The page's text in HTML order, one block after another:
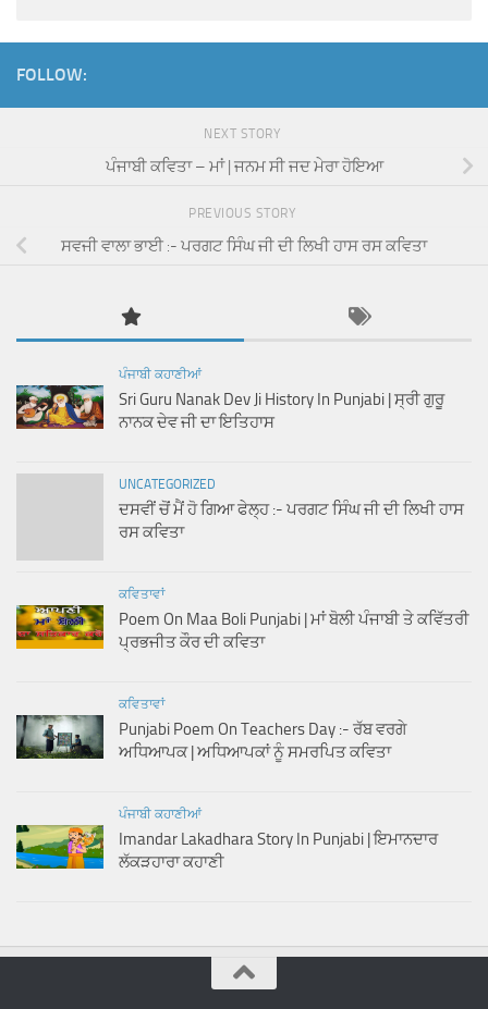
FOLLOW:
NEXT STORY
ਪੰਜਾਬੀ ਕਵਿਤਾ – ਮਾਂ | ਜਨਮ ਸੀ ਜਦ ਮੇਰਾ ਹੋਇਆ
PREVIOUS STORY
ਸਵਜੀ ਵਾਲਾ ਭਾਈ :- ਪਰਗਟ ਸਿੰਘ ਜੀ ਦੀ ਲਿਖੀ ਹਾਸ ਰਸ ਕਵਿਤਾ
ਪੰਜਾਬੀ ਕਹਾਣੀਆਂ
Sri Guru Nanak Dev Ji History In Punjabi | ਸ੍ਰੀ ਗੁਰੂ
ਨਾਨਕ ਦੇਵ ਜੀ ਦਾ ਇਤਿਹਾਸ
UNCATEGORIZED
ਦਸਵੀਂ ਚੋਂ ਮੈਂ ਹੋ ਗਿਆ ਫੇਲ੍ਹ :- ਪਰਗਟ ਸਿੰਘ ਜੀ ਦੀ ਲਿਖੀ ਹਾਸ
ਰਸ ਕਵਿਤਾ
ਕਵਿਤਾਵਾਂ
Poem On Maa Boli Punjabi | ਮਾਂ ਬੋਲੀ ਪੰਜਾਬੀ ਤੇ ਕਵਿੱਤਰੀ
ਪ੍ਰਭਜੀਤ ਕੌਰ ਦੀ ਕਵਿਤਾ
ਕਵਿਤਾਵਾਂ
Punjabi Poem On Teachers Day :- ਰੱਬ ਵਰਗੇ
ਅਧਿਆਪਕ | ਅਧਿਆਪਕਾਂ ਨੂੰ ਸਮਰਪਿਤ ਕਵਿਤਾ
ਪੰਜਾਬੀ ਕਹਾਣੀਆਂ
Imandar Lakadhara Story In Punjabi | ਇਮਾਨਦਾਰ
ਲੱਕੜਹਾਰਾ ਕਹਾਣੀ